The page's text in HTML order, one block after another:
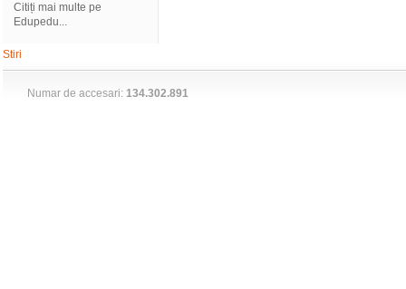
Citiți mai multe pe
Edupedu...
Stiri
Numar de accesari: 134.302.891